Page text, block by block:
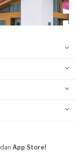
dan App Store!